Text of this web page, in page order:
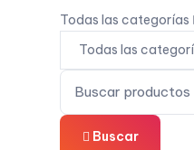
Todas las categorías
Buscar